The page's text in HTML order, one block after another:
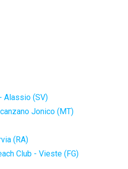
Alassio (SV)
Jonico (MT)
(RA)
Club - Vieste (FG)